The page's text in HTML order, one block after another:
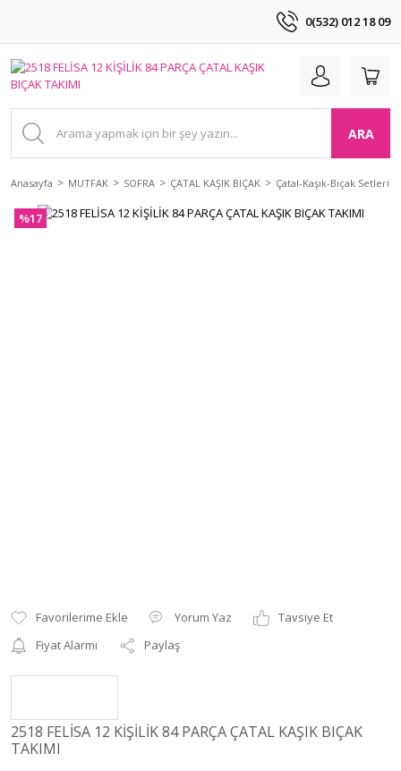
0(532) 012 18 09
ARA
Anasayfa MUTFAK SOFRA ÇATAL KAŞIK BIÇAK Çatal-Kaşık-Bıçak Setleri
%17
Yorum Yaz
Tavsiye Et
Fiyat Alarmı
Paylaş
2518 FELİSA 12 KİŞİLİK 84 PARÇA ÇATAL KAŞIK BIÇAK
TAKIMI